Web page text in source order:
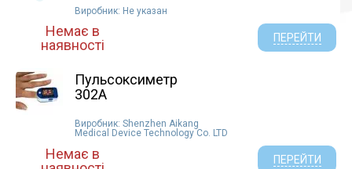
Виробник: Не указан
Немає в
наявності
ПЕРЕЙТИ
Пульсоксиметр
302А
Виробник: Shenzhen Aikang
Medical Device Technology Co. LTD
Немає в
ПЕРЕЙТИ